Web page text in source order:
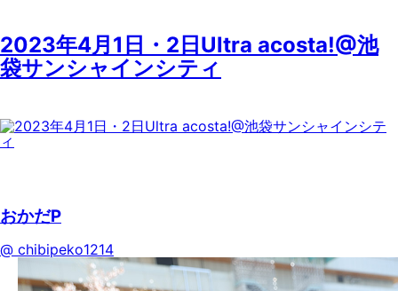
2023年4月1日・2日Ultra acosta!@池
袋サンシャインシティ
おかだP
@ chibipeko1214